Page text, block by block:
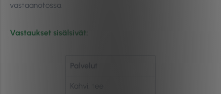
vastaanotossa.
Vastaukset sisälsivät:
Palvelut
Kahvi, tee